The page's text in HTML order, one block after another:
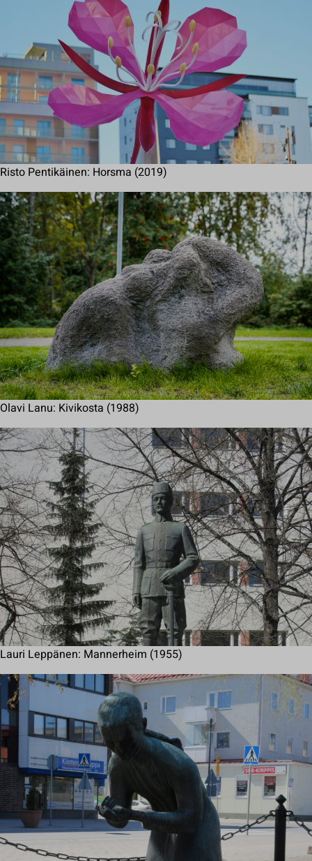
Risto Pentikäinen: Horsma (2019)
Olavi Lanu: Kivikosta (1988)
Lauri Leppänen: Mannerheim (1955)